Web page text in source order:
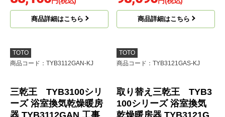
商品コード
：TYB3111GAS-KJ
ーズ 浴室換気乾燥暖房
器 TYB3111GAS 工事セ
ット
88,100円(税込)
商品詳細はこちら
商品コード
：TYB4013GAN-KJ
ーズ 浴室換気乾燥暖房
器 TYB4013GAN 工事
セット
98,090円(税込)
商品詳細はこちら